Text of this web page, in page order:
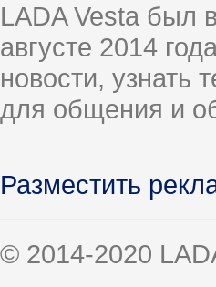
LADA Vesta был
августе 2014
новости, узнать
для общения и
Разместить
© 2014-2020